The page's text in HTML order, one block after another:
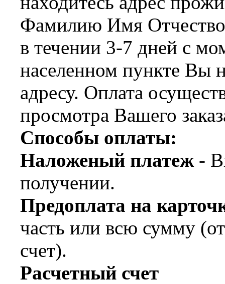
Фамилию Имя Отчество
в течении 3-7 дней с
населенном пункте Вы
адресу. Оплата
просмотра Вашего
Способы оплаты:
Наложеный платеж -
получении.
Предоплата на
часть или всю сумму
счет).
Расчетный счет